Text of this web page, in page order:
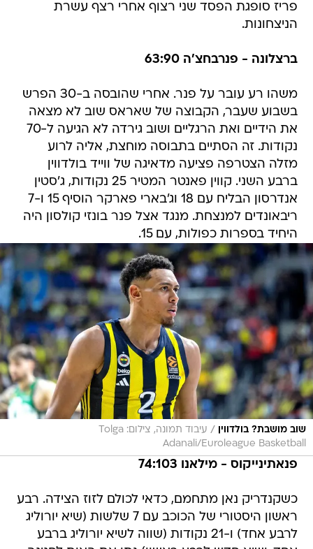
פריז סופגת הפסד שני רצוף אחרי רצף עשרת
הניצחונות.
ברצלונה - פנרבחצ'ה 63:90
משהו רע עובר על פנר. אחרי שהובסה ב-30 הפרש
בשבוע שעבר, הקבוצה של שאראס שוב לא מצאה
את הידיים ואת הרגליים ושוב גירדה לא הגיעה ל-70
נקודות. זה הסתיים בתבוסה מוחצת, אליה לרוע
מזלה הצטרפה פציעה מדאיגה של ווייד בולדווין
ברבע השני. קווין פאנטר המטיר 25 נקודות, ג'סטין
אנדרסון הבליח עם 18 וג'בארי פארקר הוסיף 15 ו-7
ריבאונדים למנצחת. מנגד אצל פנר בונזי קולסון היה
היחיד בספרות כפולות, עם 15.
שוב מושבת? בולדווין /
עיבוד תמונה, צילום: Tolga
Adanali/Euroleague Basketball
פנאתינייקוס - מילאנו 74:103
כשקנדריק נאן מתחמם, כדאי לכולם לזוז הצידה. רבע
ראשון היסטורי של הכוכב עם 7 שלשות (שיא יורוליג
לרבע אחד) ו-21 נקודות (שווה לשיא יורוליג ברבע